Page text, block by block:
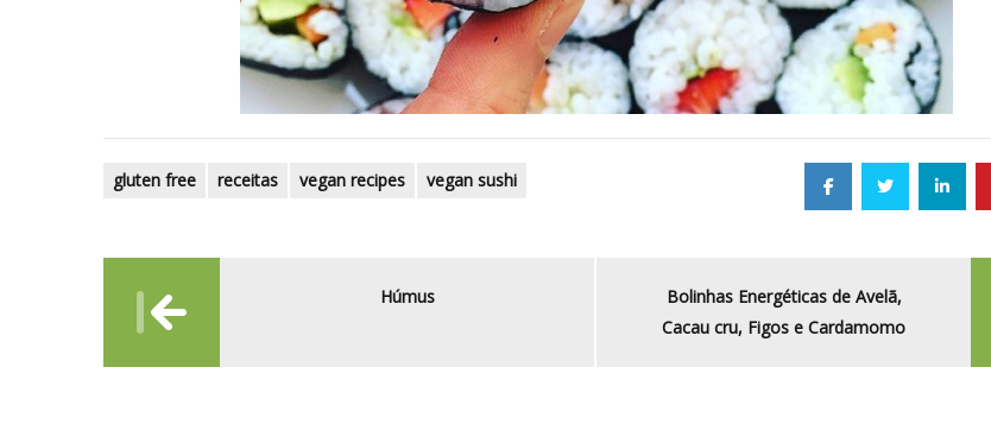
gluten free receitas vegan recipes vegan sushi
navigation
Húmus
Bolinhas Energéticas de Avelã,
Cacau cru, Figos e Cardamomo